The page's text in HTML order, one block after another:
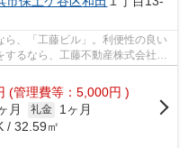
、「工藤ビル」。利便性の良い
るなら、工藤不動産株式会社に
(管理費等：5,000円 )
月 礼金
1ヶ月
/ 32.59㎡